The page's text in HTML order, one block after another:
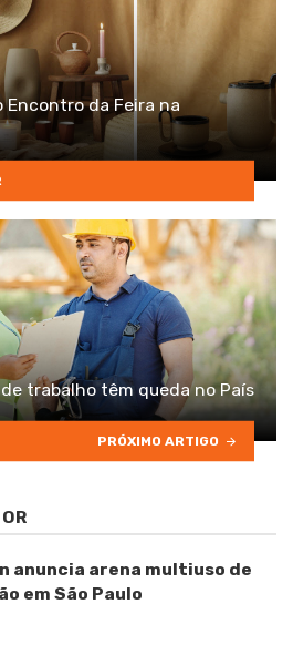
Encontro da Feira na
trabalho têm queda no País
PRÓXIMO ARTIGO
anuncia arena multiuso de
em São Paulo